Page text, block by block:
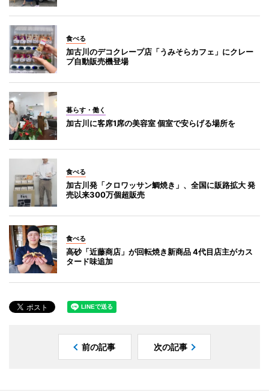
食べる
加古川のデコクレープ店「うみそらカフェ」にクレー
プ自動販売機登場
暮らす・働く
加古川に客席1席の美容室 個室で安らげる場所を
食べる
加古川発「クロワッサン鯛焼き」、全国に販路拡大 発
売以来300万個超販売
食べる
高砂「近藤商店」が回転焼き新商品 4代目店主がカス
タード味追加
前の記事 次の記事